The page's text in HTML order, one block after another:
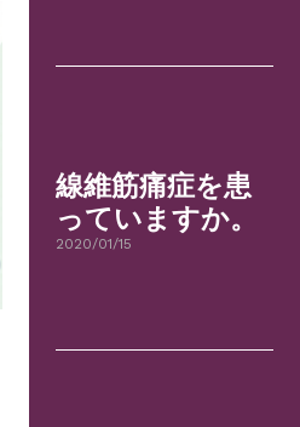
線維筋痛症を患
っていますか。
2020/01/15